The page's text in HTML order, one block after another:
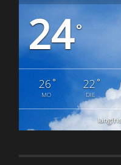
24°
26°
MO
22 °
DIE